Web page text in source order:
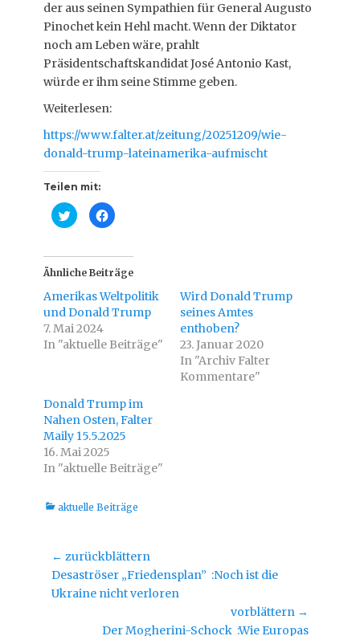
der aus seinen Sympathien für General Augusto
Pinochet kein Hehl macht. Wenn der Diktator
noch am Leben wäre, prahlt
Präsidentschaftskandidat José Antonio Kast,
würde er ihm seine Stimme geben.
Weiterlesen:
https://www.falter.at/zeitung/20251209/wie-
donald-trump-lateinamerika-aufmischt
Teilen mit:
K
l
,
u
m
ü
b
e
r
T
w
i
z
u
t
e
i
l
e
n
(
d
u
m
F
e
K
l
,
u
m
a
u
f
F
c
e
u
t
e
i
l
n
(
r
d
e
u
m
F
e
t
Ähnliche Beiträge
Amerikas Weltpolitik
und Donald Trump
7. Mai 2024
In "aktuelle Beiträge"
Wird Donald Trump
seines Amtes
enthoben?
23. Januar 2020
In "Archiv Falter
Kommentare"
Donald Trump im
Nahen Osten, Falter
Maily 15.5.2025
16. Mai 2025
In "aktuelle Beiträge"
Kategorien
aktuelle Beiträge
Beitragsnavigation
← zurückblättern
Vorheriger
Beitrag:
Desaströser „Friedensplan” :Noch ist die
Ukraine nicht verloren
vorblättern →
Der Mogherini-Schock :Wie Europas